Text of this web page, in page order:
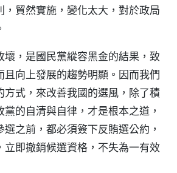
，貿然實施，變化太大，對於政局
壞，是國民黨縱容黑金的結果，致
且向上發展的趨勢明顯。因而我們
方式，來改善我國的選風，除了積
的自清與自律，才是根本之道，
之前，都必須簽下反賄選公約，
立即撤銷候選資格，不失為一有效